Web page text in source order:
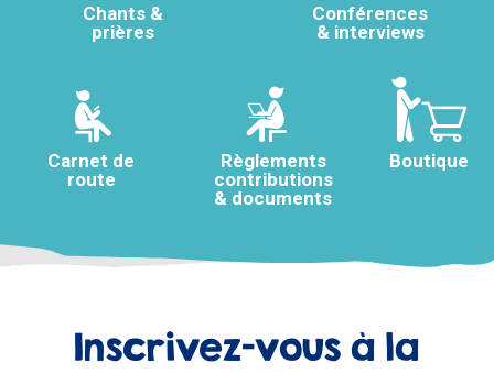
Chants &
prières
Conférences
& interviews
Carnet de
route
Règlements
contributions
& documents
Boutique
Inscrivez-vous à la